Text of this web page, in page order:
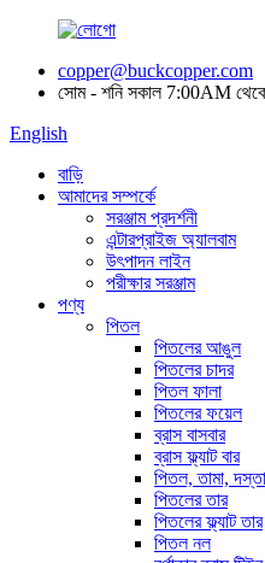
copper@buckcopper.com
সোম - শনি সকাল 7:00AM
English
বাড়ি
আমাদের সম্পর্কে
সরঞ্জাম প্রদর্শনী
এন্টারপ্রাইজ অ্যালবাম
উৎপাদন লাইন
পরীক্ষার সরঞ্জাম
পণ্য
পিতল
পিতলের আঙুল
পিতলের চাদর
পিতল ফালা
পিতলের ফয়েল
ব্রাস বাসবার
ব্রাস ফ্ল্যাট বার
পিতল, তামা,
পিতলের তার
পিতলের ফ্ল্যাট তার
পিতল নল